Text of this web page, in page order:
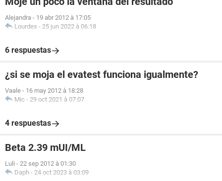
Alejandra - 19 abr 2012 à 17:05
Lourdes - 25 jun 2022 à 06:18
6 respuestas
¿si se moja el evatest funciona igualmente?
Vaale - 16 may 2012 à 18:28
Mic - 29 oct 2021 à 07:07
4 respuestas
Beta 2.39 mUI/ML
Luli - 22 sep 2012 à 01:30
Daph - 24 oct 2023 à 03:09